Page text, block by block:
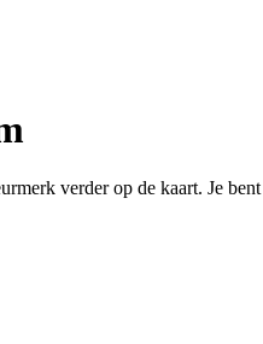
verder op de kaart. Je